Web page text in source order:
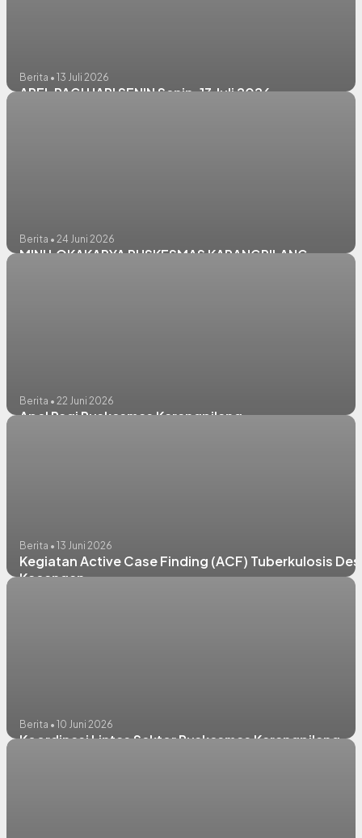
Berita • 13 Juli 2026
APEL PAGI HARI SENIN Senin, 13 Juli 2026
Berita • 24 Juni 2026
MINI LOKAKARYA PUSKESMAS KARANGPILANG
Berita • 22 Juni 2026
Apel Pagi Puskesmas Karangpilang
Berita • 13 Juni 2026
Kegiatan Active Case Finding (ACF) Tuberkulosis
Kacangan
Berita • 10 Juni 2026
Koordinasi Lintas Sektor Puskesmas Karangpilang